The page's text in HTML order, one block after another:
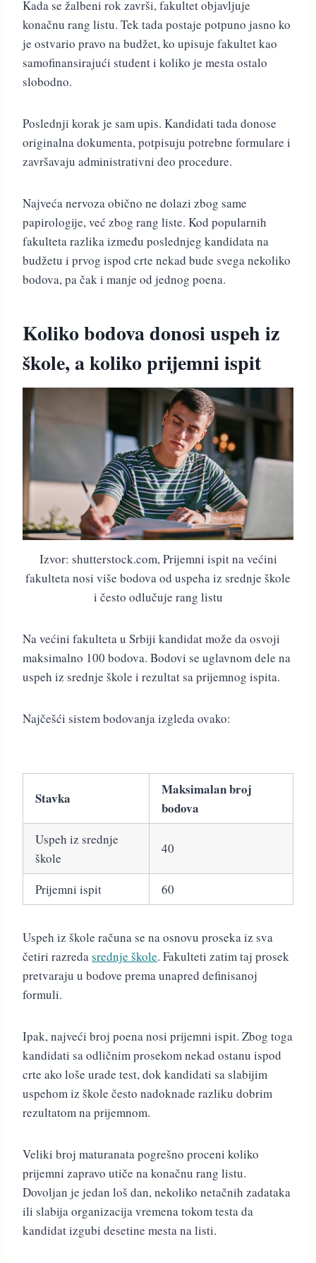
Kada se žalbeni rok završi, fakultet objavljuje
konačnu rang listu. Tek tada postaje potpuno jasno ko
je ostvario pravo na budžet, ko upisuje fakultet kao
samofinansirajući student i koliko je mesta ostalo
slobodno.
Poslednji korak je sam upis. Kandidati tada donose
originalna dokumenta, potpisuju potrebne formulare i
završavaju administrativni deo procedure.
Najveća nervoza obično ne dolazi zbog same
papirologije, već zbog rang liste. Kod popularnih
fakulteta razlika između poslednjeg kandidata na
budžetu i prvog ispod crte nekad bude svega nekoliko
bodova, pa čak i manje od jednog poena.
Koliko bodova donosi uspeh iz
škole, a koliko prijemni ispit
Izvor: shutterstock.com, Prijemni ispit na većini
fakulteta nosi više bodova od uspeha iz srednje škole
i često odlučuje rang listu
Na većini fakulteta u Srbiji kandidat može da osvoji
maksimalno 100 bodova. Bodovi se uglavnom dele na
uspeh iz srednje škole i rezultat sa prijemnog ispita.
Najčešći sistem bodovanja izgleda ovako:
Stavka
Maksimalan broj
bodova
Uspeh iz srednje
škole
40
Prijemni ispit 60
Uspeh iz škole računa se na osnovu proseka iz sva
četiri razredasrednje škole. Fakulteti zatim taj prosek
pretvaraju u bodove prema unapred definisanoj
formuli.
Ipak, najveći broj poena nosi prijemni ispit. Zbog toga
kandidati sa odličnim prosekom nekad ostanu ispod
crte ako loše urade test, dok kandidati sa slabijim
uspehom iz škole često nadoknade razliku dobrim
rezultatom na prijemnom.
Veliki broj maturanata pogrešno proceni koliko
prijemni zapravo utiče na konačnu rang listu.
Dovoljan je jedan loš dan, nekoliko netačnih zadataka
ili slabija organizacija vremena tokom testa da
kandidat izgubi desetine mesta na listi.